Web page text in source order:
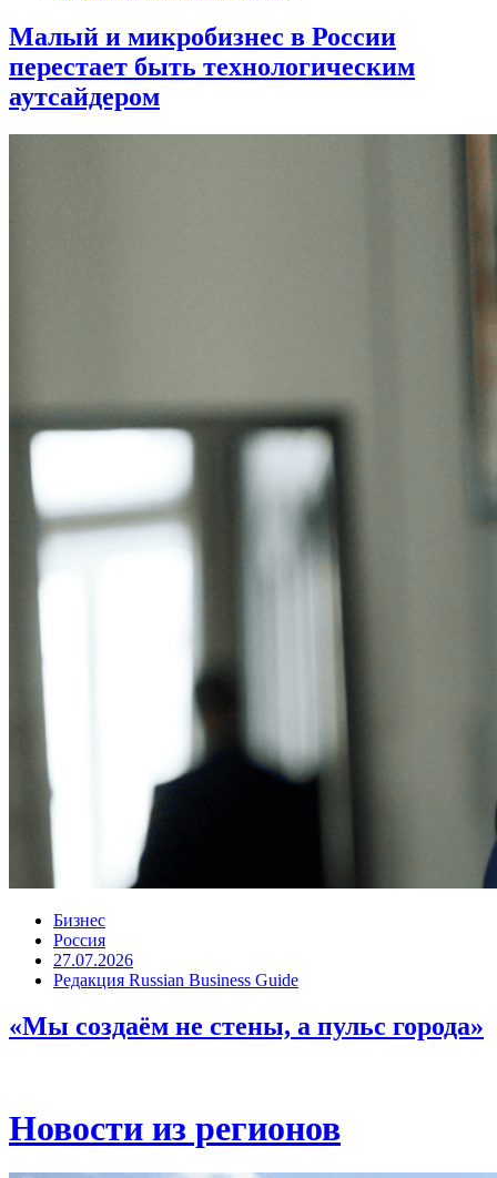
Малый и микробизнес в России
перестает быть технологическим
аутсайдером
Бизнес
Россия
27.07.2026
Редакция Russian Business Guide
«Мы создаём не стены, а пульс города»
Новости из регионов